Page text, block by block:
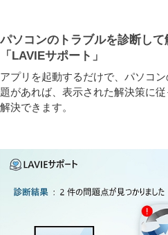
パソコンのトラブルを診断して
「LAVIEサポート」
アプリを起動するだけで、パソコ
題があれば、表示された解決策に
解決できます。